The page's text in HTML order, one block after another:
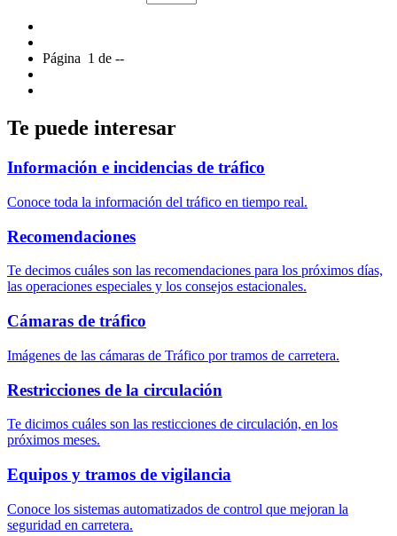
Página 1 de --
Te puede interesar
Información e incidencias de tráfico
Conoce toda la información del tráfico en tiempo real.
Recomendaciones
Te decimos cuáles son las recomendaciones para los próximos días,
las operaciones especiales y los consejos estacionales.
Cámaras de tráfico
Imágenes de las cámaras de Tráfico por tramos de carretera.
Restricciones de la circulación
Te dicimos cuáles son las resticciones de circulación, en los
próximos meses.
Equipos y tramos de vigilancia
Conoce los sistemas automatizados de control que mejoran la
seguridad en carretera.